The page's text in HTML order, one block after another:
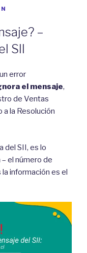
–
SII
error
el mensaje,
de Ventas
a la Resolución
del SII, es lo
el número de
información es el